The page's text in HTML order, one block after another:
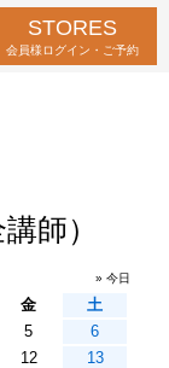
STORES
会員様ログイン・ご予約
師）
» 今日
金
土
5
6
12
13